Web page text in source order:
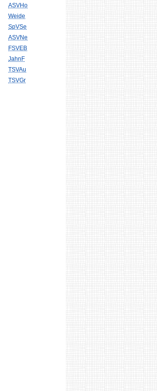
ASVHo
Weide
SpVSe
ASVNe
FSVEB
JahnF
TSVAu
TSVGr